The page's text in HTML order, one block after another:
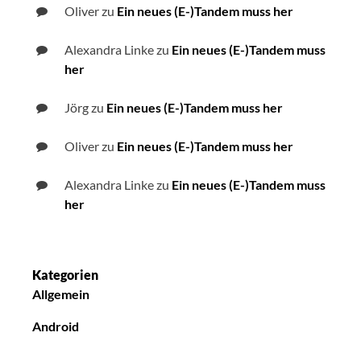
Oliverzu Ein neues (E-)Tandem muss her
Alexandra Linkezu Ein neues (E-)Tandem muss
her
Jörgzu Ein neues (E-)Tandem muss her
Oliverzu Ein neues (E-)Tandem muss her
Alexandra Linkezu Ein neues (E-)Tandem muss
her
Kategorien
Allgemein
Android